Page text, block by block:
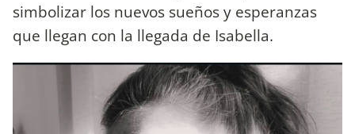
simbolizar los nuevos sueños y esperanzas
que llegan con la llegada de Isabella.